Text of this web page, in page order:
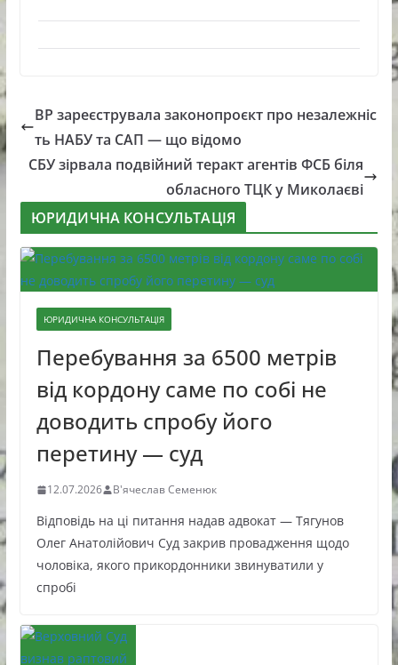
ВР зареєструвала законопроєкт про незалежніс
ть НАБУ та САП — що відомо
СБУ зірвала подвійний теракт агентів ФСБ біля
обласного ТЦК у Миколаєві
ЮРИДИЧНА КОНСУЛЬТАЦІЯ
ЮРИДИЧНА КОНСУЛЬТАЦІЯ
Перебування за 6500 метрів
від кордону саме по собі не
доводить спробу його
перетину — суд
12.07.2026 В'ячеслав Семенюк
Відповідь на ці питання надав адвокат — Тягунов
Олег Анатолійович Суд закрив провадження щодо
чоловіка, якого прикордонники звинуватили у
спробі